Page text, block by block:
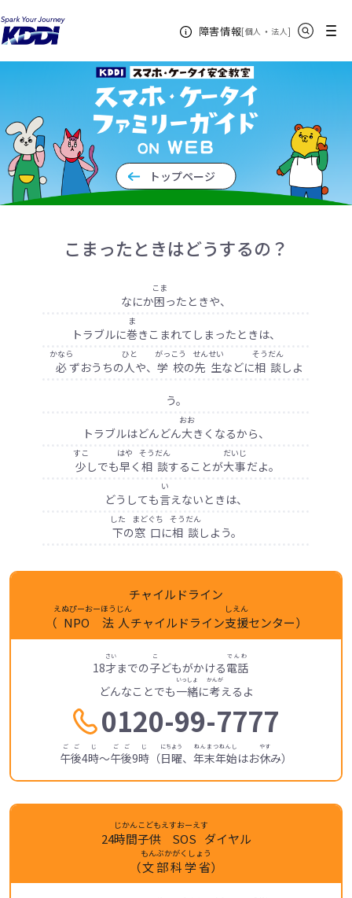
障害情報[個人 ・ 法人新規ウィンドウ
]
メニュー
KDDIホーム サステナビリティ
スマホ・ケータイフ
ァミリーガイド on WEB
こまったときはどうする？
トップページ
こまったときはどうするの？
なにか困
こま
ったときや、
トラブルに巻
ま
きこまれてしまったときは、
必
かなら
ずおうちの 人
ひと
や、 学校
がっこう
の先生
せんせい
などに相談
そうだん
しよ
う。
トラブルはどんどん大
おお
きくなるから、
少
すこ
しでも早
はや
く 相談
そうだん
することが大事
だいじ
だよ。
どうしても言
い
えないときは、
下
した
の窓口
まどぐち
に相談
そうだん
しよう。
チャイルドライン
（ NPO
えぬぴーおー
法人
ほうじん
チャイルドライン支援
しえん
センター）
18才
さい
までの子
こ
どもがかける電話
でんわ
どんなことでも一緒
いっしょ
に考
かんが
えるよ
0120-99-7777
午後
ごご
4時
じ
～午後
ごご
9時
じ
（日曜
にちよう
、 年末年始
ねんまつねんし
はお休
やす
み）
24時間
じかん
子供
こども
SOS
えすおーえす
ダイヤル
（文部科学省
もんぶかがくしょう
）